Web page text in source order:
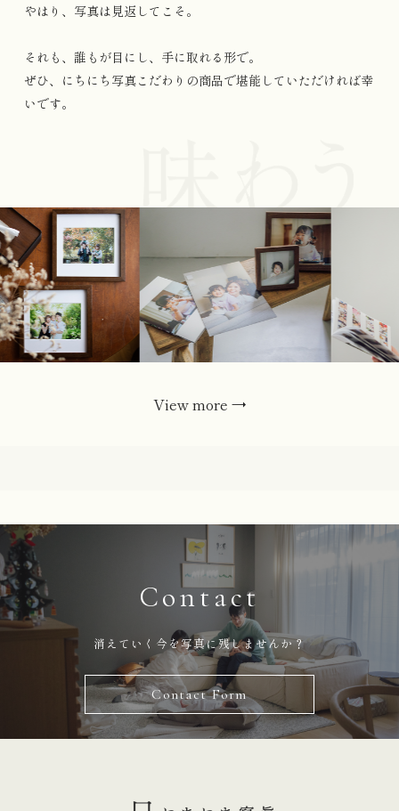
やはり、写真は見返してこそ。
それも、誰もが目にし、手に取れる形で。
ぜひ、にちにち写真こだわりの商品で堪能していただければ幸
いです。
View more →
Contact
消えていく今を写真に残しませんか？
Contact Form